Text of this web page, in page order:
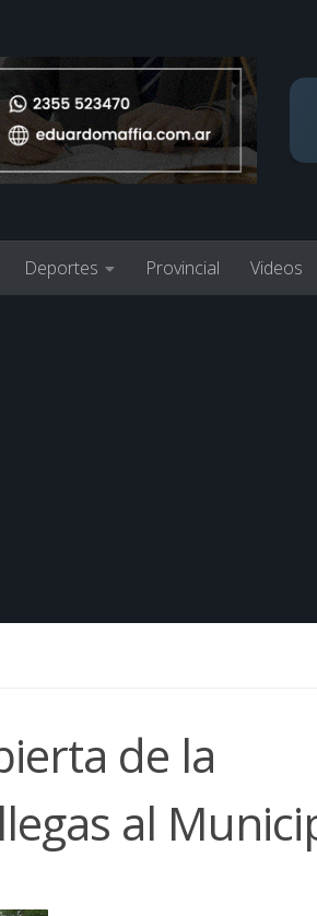
Deportes Provincial Videos
de la
al